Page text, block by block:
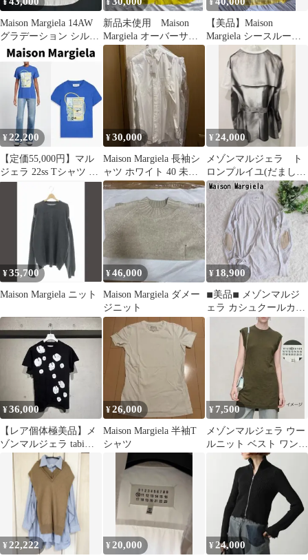
¥
Maison Margiela 14AW
グラデーション シルク
シャツ
¥
新品未使用 Maison
Margiela オーバーサイ
ズ シャツ イエロー
¥
【美品】Maison
Margiela シースルーパ
ーカー サイズS
¥22,200
【定価55,000円】マル
ジェラ 22ss Tシャツ 新
品未使用 ショッパー付
¥30,000
Maison Margiela 長袖シ
ャツ ホワイト 40 未使
用
¥ 24,000
メゾンマルジェラ ト
ロンプルイユ(だまし
絵)オーバーサイズT美
品
¥35,700
Maison Margiela ニット
¥46,000
Maison Margiela ダメー
ジニット
¥ 18,900
◾︎美品◾︎ メゾンマルジ
ェラ カシュクールカー
ディガン エルボーパッ
チ グレー S
¥36,000
【レア個体極美品】メ
ゾンマルジェラ tabiプ
リント Tシャツ ブラッ
ク S
¥26,000
Maison Margiela 半袖T
シャツ
¥ 7,500
メゾンマルジェラ ウー
ルニット ベスト ワンピ
ース オリーブ カー
キ レイヤード
¥ 22,222 ¥ 20,000 ¥24,000